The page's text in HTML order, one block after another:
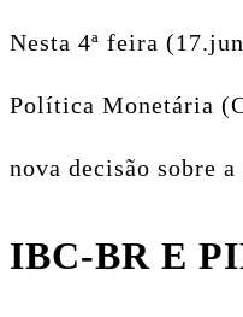
Nesta 4ª feira
Política Monetária
nova decisão sobre
IBC-BR E